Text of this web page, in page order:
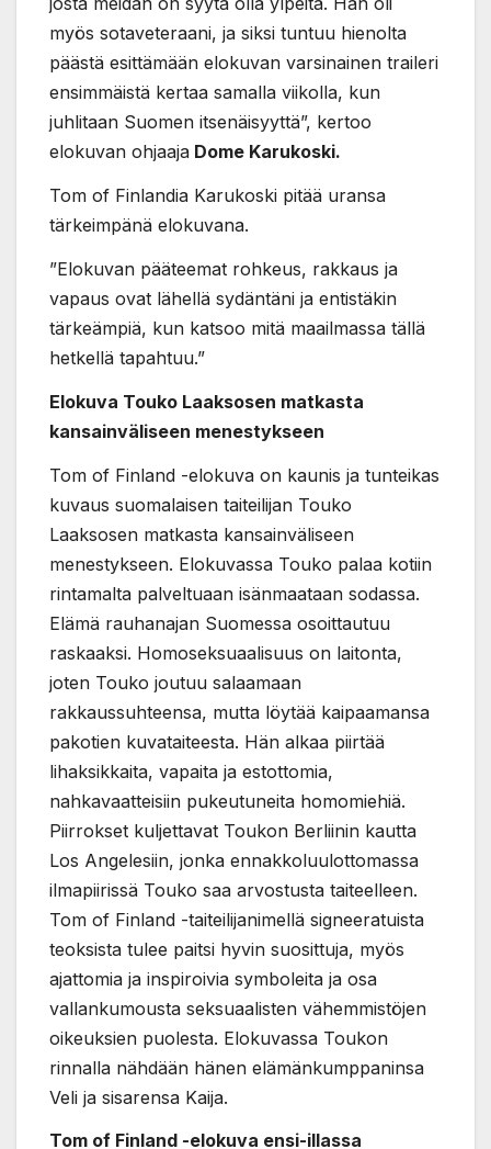
myös sotaveteraani, ja siksi tuntuu hienolta
päästä esittämään elokuvan varsinainen traileri
ensimmäistä kertaa samalla viikolla, kun
juhlitaan Suomen itsenäisyyttä”, kertoo
elokuvan ohjaaja Dome Karukoski.
Tom of Finlandia Karukoski pitää uransa
tärkeimpänä elokuvana.
”Elokuvan pääteemat rohkeus, rakkaus ja
vapaus ovat lähellä sydäntäni ja entistäkin
tärkeämpiä, kun katsoo mitä maailmassa tällä
hetkellä tapahtuu.”
Elokuva Touko Laaksosen matkasta
kansainväliseen menestykseen
Tom of Finland -elokuva on kaunis ja tunteikas
kuvaus suomalaisen taiteilijan Touko
Laaksosen matkasta kansainväliseen
menestykseen. Elokuvassa Touko palaa kotiin
rintamalta palveltuaan isänmaataan sodassa.
Elämä rauhanajan Suomessa osoittautuu
raskaaksi. Homoseksuaalisuus on laitonta,
joten Touko joutuu salaamaan
rakkaussuhteensa, mutta löytää kaipaamansa
pakotien kuvataiteesta. Hän alkaa piirtää
lihaksikkaita, vapaita ja estottomia,
nahkavaatteisiin pukeutuneita homomiehiä.
Piirrokset kuljettavat Toukon Berliinin kautta
Los Angelesiin, jonka ennakkoluulottomassa
ilmapiirissä Touko saa arvostusta taiteelleen.
Tom of Finland -taiteilijanimellä signeeratuista
teoksista tulee paitsi hyvin suosittuja, myös
ajattomia ja inspiroivia symboleita ja osa
vallankumousta seksuaalisten vähemmistöjen
oikeuksien puolesta. Elokuvassa Toukon
rinnalla nähdään hänen elämänkumppaninsa
Veli ja sisarensa Kaija.
Tom of Finland -elokuva ensi-illassa